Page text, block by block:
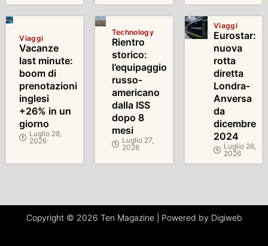
Viaggi
Vacanze
last minute:
boom di
prenotazioni
inglesi
+26% in un
giorno
Luglio 28,
2026
Technology
Rientro
storico:
l’equipaggio
russo-
americano
dalla ISS
dopo 8
mesi
Luglio 27,
2026
Viaggi
Eurostar:
nuova
rotta
diretta
Londra-
Anversa
da
dicembre
2024
Luglio 26,
2026
Copyright © 2026 Ten Magazine | Powered by Digiweb